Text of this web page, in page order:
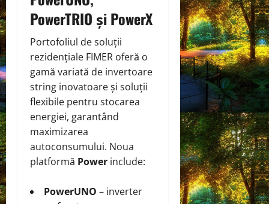
PowerTRIO și PowerX
Portofoliul de soluții
rezidențiale FIMER oferă o
gamă variată de invertoare
string inovatoare și soluții
flexibile pentru stocarea
energiei, garantând
maximizarea
autoconsumului. Noua
platformă Power include:
PowerUNO – inverter